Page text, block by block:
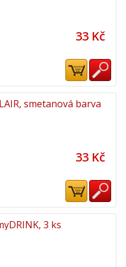
33 Kč
smetanová barva
33 Kč
3 ks